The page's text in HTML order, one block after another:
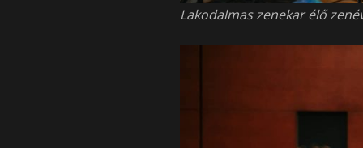
Lakodalmas zenekar élő